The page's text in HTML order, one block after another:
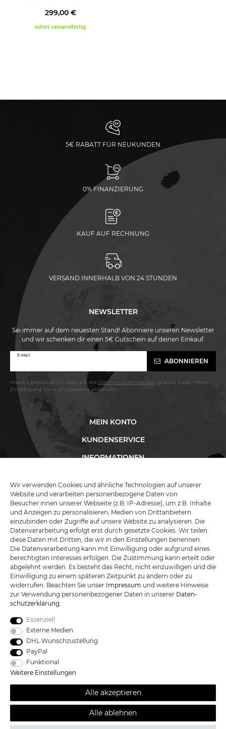
299,00 €
sofort versandfertig
5€ RABATT FÜR NEUKUNDEN
0% FINANZIERUNG
KAUF AUF RECHNUNG
VERSAND INNERHALB VON 24 STUNDEN
MEIN KONTO
KUNDENSERVICE
INFORMATIONEN
NEWSLETTER
Sei immer auf dem neuesten Stand! Abonniere unseren Newsletter
und wir schenken dir einen 5€ Gutschein auf deinen Einkauf.
E-Mail
ABONNIEREN
Newsletter
Hiermit bestätige ich, dass ich die Daten­schutz­erklärung gelesen habe. Meine
Einwilligung kann ich jederzeit widerrufen.
KATANA-LAND
R.B. Trading GmbH
Lutzweg 2a
D - 04910 Elsterwerda
Hotline: +49 (0) 3533487781
Technik: +49 (0) 3533487440
Mail: info@katana-land.de
Alle Preise sind inkl. der gesetzlichen Mehrwertsteuer und zzgl.
Kostenloser Versand ab 100 Euro Bestellwert nur
vorbehalten.
Wir verwenden Cookies und ähnliche Technologien auf unserer
Website und verarbeiten personenbezogene Daten von
Besucher:innen unserer Webseite (z.B. IP-Adresse), um z.B. Inhalte
und Anzeigen zu personalisieren, Medien von Drittanbietern
einzubinden oder Zugriffe auf unsere Website zu analysieren. Die
Datenverarbeitung erfolgt erst durch gesetzte Cookies. Wir teilen
diese Daten mit Dritten, die wir in den Einstellungen benennen.
Die Datenverarbeitung kann mit Einwilligung oder aufgrund eines
berechtigten Interesses erfolgen. Die Zustimmung kann erteilt oder
abgelehnt werden. Es besteht das Recht, nicht einzuwilligen und die
Einwilligung zu einem späteren Zeitpunkt zu ändern oder zu
widerrufen. Beachten Sie unser Impressum und weitere Hinweise
zur Verwendung personenbezogener Daten in unserer Daten­
schutz­erklärung.
Essenziell
Externe Medien
DHL Wunschzustellung
PayPal
Funktional
Weitere Einstellungen
Alle akzeptieren
Alle ablehnen